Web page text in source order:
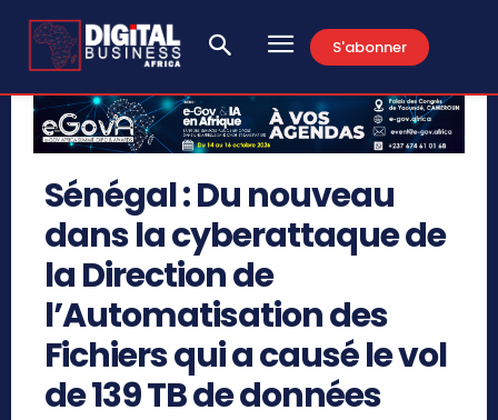
S'abonner
Sénégal : Du nouveau
dans la cyberattaque de
la Direction de
l’Automatisation des
Fichiers qui a causé le vol
de 139 TB de données